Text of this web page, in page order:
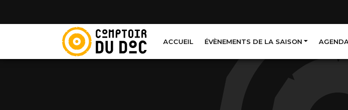
ACCUEIL ÉVÈNEMENTS DE LA SAISON